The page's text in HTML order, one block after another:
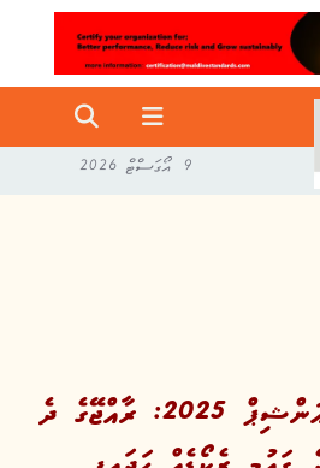
9 އޯގަސްޓް 2026
އެކުއެޓިކްސް ޗެމްޕިއަންޝިޕް 2025: ރާއްޖޭގެ ދެ